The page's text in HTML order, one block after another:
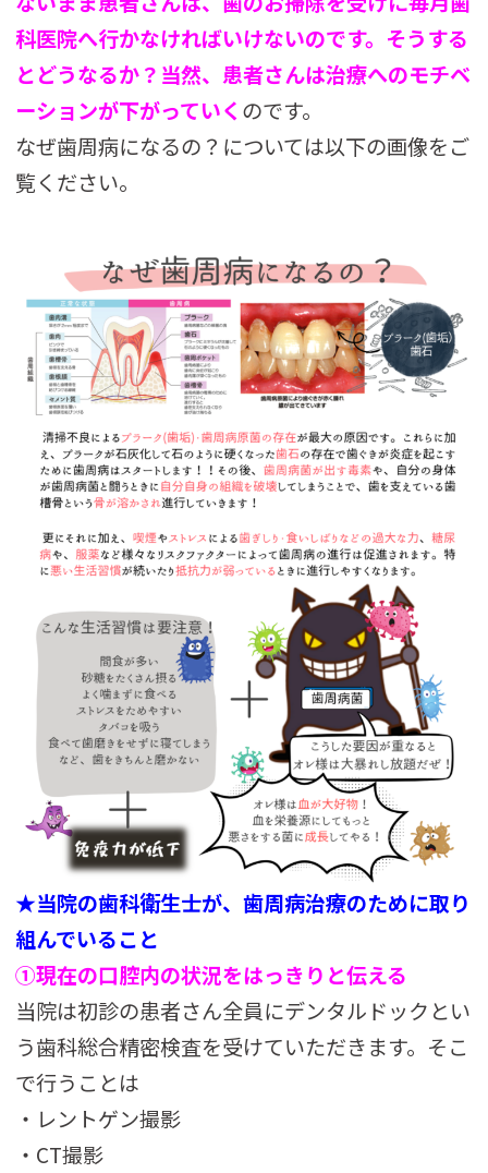
科医院へ行かなければいけないのです。そうする
とどうなるか？当然、患者さんは治療へのモチベ
ーションが下がっていくのです。
なぜ歯周病になるの？については以下の画像をご
覧ください。
★当院の歯科衛生士が、歯周病治療のために取り
組んでいること
①現在の口腔内の状況をはっきりと伝える
当院は初診の患者さん全員にデンタルドックとい
う歯科総合精密検査を受けていただきます。そこ
で行うことは
・レントゲン撮影
・CT撮影